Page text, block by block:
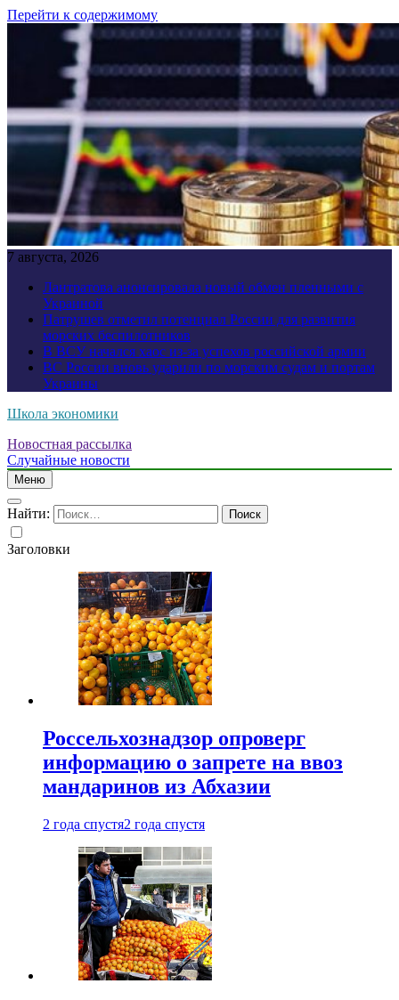
Перейти к содержимому
7 августа, 2026
Лантратова анонсировала новый обмен пленными с
Украиной
Патрушев отметил потенциал России для развития
морских беспилотников
В ВСУ начался хаос из-за успехов российской армии
ВС России вновь ударили по морским судам и портам
Украины
Школа экономики
Новостная рассылка
Случайные новости
Меню
Найти:
Заголовки
Россельхознадзор опроверг
информацию о запрете на ввоз
мандаринов из Абхазии
2 года спустя2 года спустя